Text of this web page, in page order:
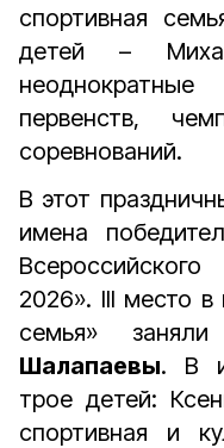
спортивная
детей –
первенств,
соревнований.
В этот
имена
2026». III место
семья»
Шалапаевы. В
трое детей:
спортивная и